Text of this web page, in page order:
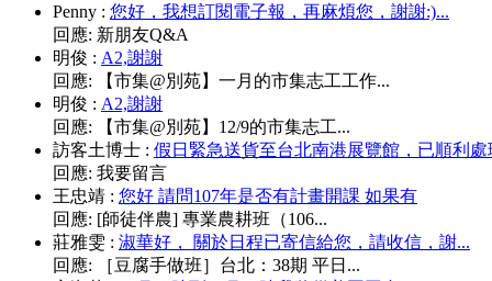
Penny : 您好，我想訂閱電子報，再麻煩您，謝謝:)...
回應: 新朋友Q&A
明俊 : A2,謝謝
回應:
【市集@別苑】一月的市集志工工作...
明俊 : A2,謝謝
回應:
【市集@別苑】12/9的市集志工...
訪客土博士 : 假日緊急送貨至台北南港展覽館，已順利處
回應: 我要留言
王忠靖 : 您好 請問107年是否有計畫開課 如果有
回應: [師徒伴農] 專業農耕班（106...
莊雅雯 : 淑華好， 關於日程已寄信給您，請收信，謝...
回應:
［豆腐手做班］台北：38期 平日...